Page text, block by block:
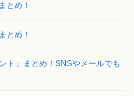
とめ！
とめ！
ト」まとめ！SNSやメールでも